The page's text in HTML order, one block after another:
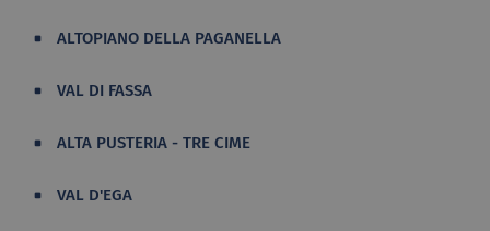
ALTOPIANO DELLA PAGANELLA
VAL DI FASSA
ALTA PUSTERIA - TRE CIME
VAL D'EGA